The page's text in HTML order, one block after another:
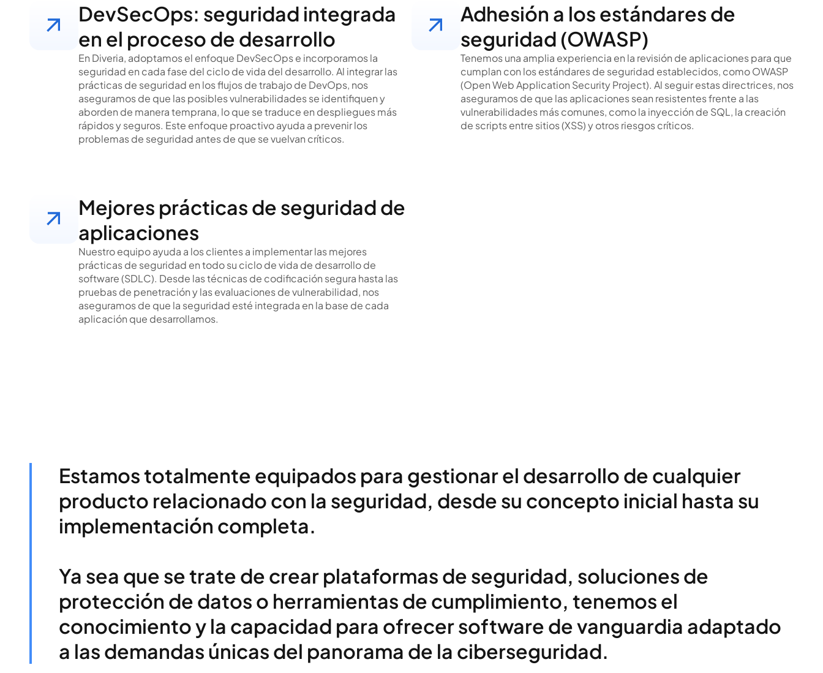
DevSecOps: seguridad integrada
en el proceso de desarrollo
En Diveria, adoptamos el enfoque DevSecOps e incorporamos la
seguridad en cada fase del ciclo de vida del desarrollo. Al integrar las
prácticas de seguridad en los flujos de trabajo de DevOps, nos
aseguramos de que las posibles vulnerabilidades se identifiquen y
aborden de manera temprana, lo que se traduce en despliegues más
rápidos y seguros. Este enfoque proactivo ayuda a prevenir los
problemas de seguridad antes de que se vuelvan críticos.
Adhesión a los estándares de
seguridad (OWASP)
Tenemos una amplia experiencia en la revisión de aplicaciones para que
cumplan con los estándares de seguridad establecidos, como OWASP
(Open Web Application Security Project). Al seguir estas directrices, nos
aseguramos de que las aplicaciones sean resistentes frente a las
vulnerabilidades más comunes, como la inyección de SQL, la creación
de scripts entre sitios (XSS) y otros riesgos críticos.
Mejores prácticas de seguridad de
aplicaciones
Nuestro equipo ayuda a los clientes a implementar las mejores
prácticas de seguridad en todo su ciclo de vida de desarrollo de
software (SDLC). Desde las técnicas de codificación segura hasta las
pruebas de penetración y las evaluaciones de vulnerabilidad, nos
aseguramos de que la seguridad esté integrada en la base de cada
aplicación que desarrollamos.
Estamos totalmente equipados para gestionar el desarrollo de cualquier
producto relacionado con la seguridad, desde su concepto inicial hasta su
implementación completa.
Ya sea que se trate de crear plataformas de seguridad, soluciones de
protección de datos o herramientas de cumplimiento, tenemos el
conocimiento y la capacidad para ofrecer software de vanguardia adaptado
a las demandas únicas del panorama de la ciberseguridad.